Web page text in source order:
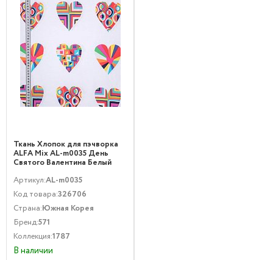
Ткань Хлопок для пэчворка
ALFA Mix AL-m0035 День
Святого Валентина Белый
Артикул:AL-m0035
Код товара:326706
Страна:Южная Корея
Бренд:571
Коллекция:1787
В наличии